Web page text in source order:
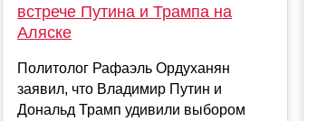
встрече Путина и Трампа на
Аляске
Политолог Рафаэль Ордуханян
заявил, что Владимир Путин и
Дональд Трамп удивили выбором